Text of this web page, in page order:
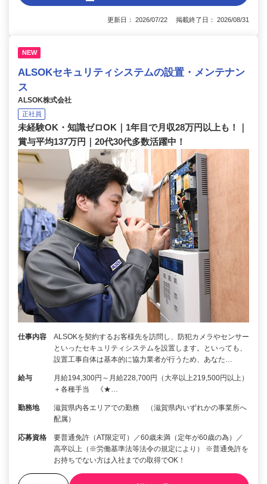
更新日： 2026/07/22 掲載終了日： 2026/08/31
NEW
ALSOKセキュリティシステムの設置・メンテナン
ス
ALSOK株式会社
正社員
未経験OK・知識ゼロOK｜1年目で月収28万円以上も！｜
賞与平均137万円｜20代30代多数活躍中！
仕事内容
ALSOKを契約するお客様先を訪問し、防犯カメラやセンサー
といったセキュリティシステムを設置します。といっても、
設置工事自体は基本的に協力業者が行うため、あなた…
給与
月給194,300円～月給228,700円（大卒以上219,500円以上）
＋各種手当 《★…
勤務地
滋賀県内各エリアでの勤務 （滋賀県内いずれかの事業所へ
配属）
応募資格
要普通免許（AT限定可）／60歳未満（定年が60歳の為）／
高卒以上（※労働基準法等法令の規定により） ※普通免許を
お持ちでない方は入社までの取得でOK！